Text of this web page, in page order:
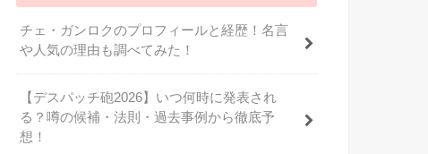
チェ・ガンロクのプロフィールと経歴！名言
や人気の理由も調べてみた！
【デスパッチ砲2026】いつ何時に発表され
る？噂の候補・法則・過去事例から徹底予
想！